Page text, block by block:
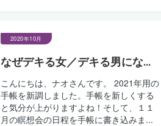
2020年10月
なぜデキる女／デキる男にな...
こんにちは、ナオさんです。 2021年用の
手帳を新調しました。手帳を新しくする
と気分が上がりますよね！そして、１１
月の瞑想会の日程を手帳に書き込みま...